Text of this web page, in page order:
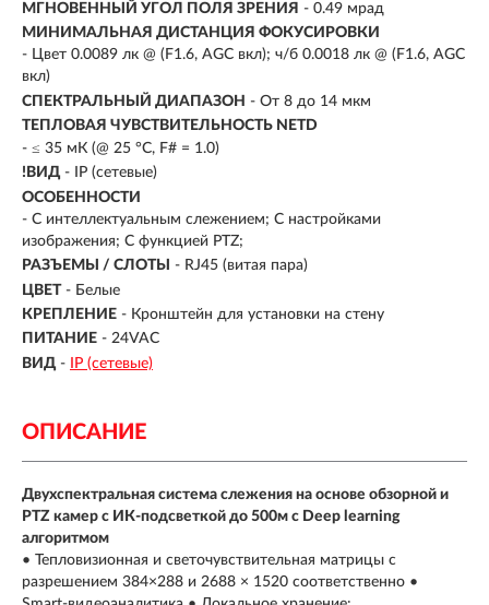
МГНОВЕННЫЙ УГОЛ ПОЛЯ ЗРЕНИЯ - 0.49 мрад
МИНИМАЛЬНАЯ ДИСТАНЦИЯ ФОКУСИРОВКИ
- Цвет 0.0089 лк @ (F1.6, AGC вкл); ч/б 0.0018 лк @ (F1.6, AGC
вкл)
СПЕКТРАЛЬНЫЙ ДИАПАЗОН - От 8 до 14 мкм
ТЕПЛОВАЯ ЧУВСТВИТЕЛЬНОСТЬ NETD
- ≤ 35 мК (@ 25 °C, F# = 1.0)
!ВИД - IP (сетевые)
ОСОБЕННОСТИ
- С интеллектуальным слежением; С настройками
изображения; С функцией PTZ;
РАЗЪЕМЫ / СЛОТЫ
- RJ45 (витая пара)
ЦВЕТ - Белые
КРЕПЛЕНИЕ - Кронштейн для установки на стену
ПИТАНИЕ - 24VAC
ВИД - IP (сетевые)
ОПИСАНИЕ
Двухспектральная система слежения на основе обзорной и
PTZ камер с ИК-подсветкой до 500м с Deep learning
алгоритмом
• Тепловизионная и светочувствительная матрицы с
разрешением 384×288 и 2688 × 1520 соответственно •